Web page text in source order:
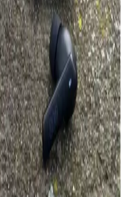
avantajlar sunar.
özellikleri,
sağlar.
Piyasa
özellikleri ve piyasa
seçenekler sunar.
edilmesi gereken
2 Kulaklık
İçin Uygun